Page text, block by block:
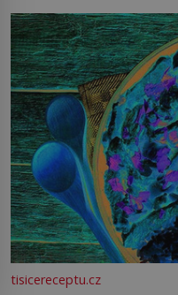
tisicereceptu.cz